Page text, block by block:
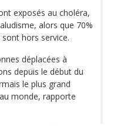
exposés au choléra,
alors que 70%
hors service.
déplacées à
depuis le début du
le plus grand
monde, rapporte